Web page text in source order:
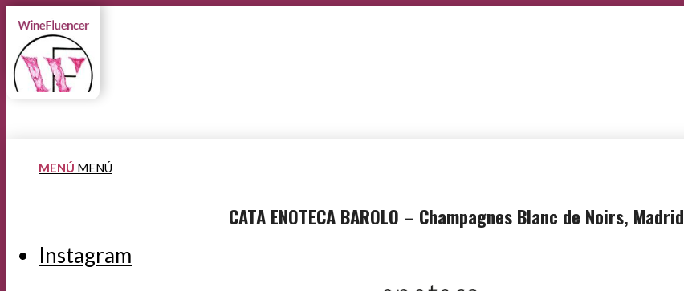
MENÚ MENÚ
Instagram
CATA ENOTECA BAROLO – Champagnes Blanc de Noirs, Madrid